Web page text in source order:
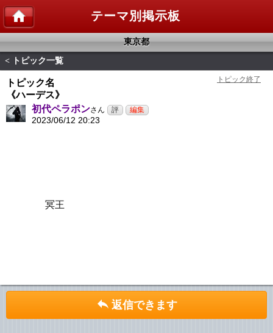
テーマ別掲示板
東京都
< トピック一覧
トピック名
《ハーデス》
初代ペラポンさん
2023/06/12 20:23
冥王
返信できます